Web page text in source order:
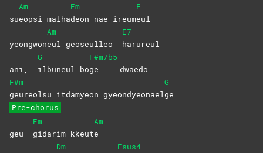
su
Am
eopsi malha
Em
deon nae ireum
F
eul
yeongwon
Am
eul geoseulleo
E7
harureul
ani,
G
ilbuneul bo
F#m7b5
ge
dwaedo
F#m
geureolsu itdamyeon gyeondyeonael
G
ge
Pre-chorus
geu
Em
gidarim kkeut
Am
e
Dm
Esus4